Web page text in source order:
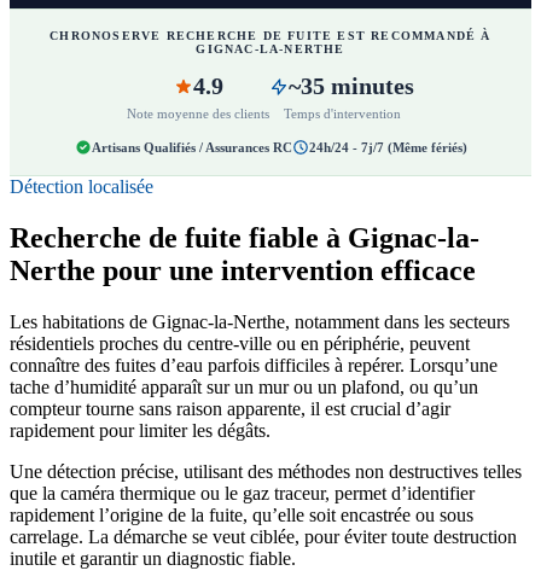
CHRONOSERVE RECHERCHE DE FUITE EST RECOMMANDÉ À
GIGNAC-LA-NERTHE
4.9
Note moyenne des clients
~35 minutes
Temps d'intervention
Artisans Qualifiés / Assurances RC 24h/24 - 7j/7 (Même fériés)
Détection localisée
Recherche de fuite fiable à Gignac-la-
Nerthe pour une intervention efficace
Les habitations de Gignac-la-Nerthe, notamment dans les secteurs
résidentiels proches du centre-ville ou en périphérie, peuvent
connaître des fuites d’eau parfois difficiles à repérer. Lorsqu’une
tache d’humidité apparaît sur un mur ou un plafond, ou qu’un
compteur tourne sans raison apparente, il est crucial d’agir
rapidement pour limiter les dégâts.
Une détection précise, utilisant des méthodes non destructives telles
que la caméra thermique ou le gaz traceur, permet d’identifier
rapidement l’origine de la fuite, qu’elle soit encastrée ou sous
carrelage. La démarche se veut ciblée, pour éviter toute destruction
inutile et garantir un diagnostic fiable.